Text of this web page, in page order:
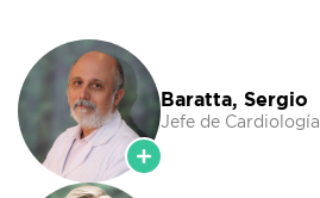
Baratta, Sergio
Jefe de Cardiología